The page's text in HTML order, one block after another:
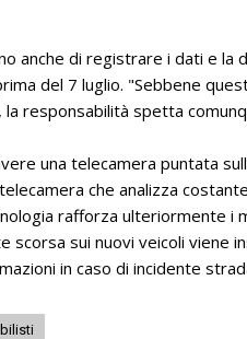
anche di registrare i dati e la
del 7 luglio. "Sebbene
responsabilità spetta
una telecamera puntata
che analizza
rafforza ulteriormente i
scorsa sui nuovi veicoli viene
in caso di incidente